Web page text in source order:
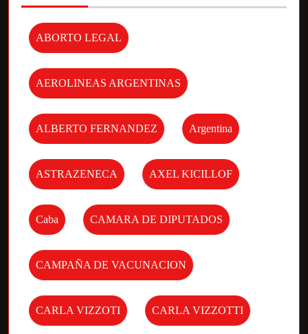
ABORTO LEGAL
AEROLINEAS ARGENTINAS
ALBERTO FERNANDEZ Argentina
ASTRAZENECA AXEL KICILLOF
Caba CAMARA DE DIPUTADOS
CAMPAÑA DE VACUNACION
CARLA VIZZOTI CARLA VIZZOTTI